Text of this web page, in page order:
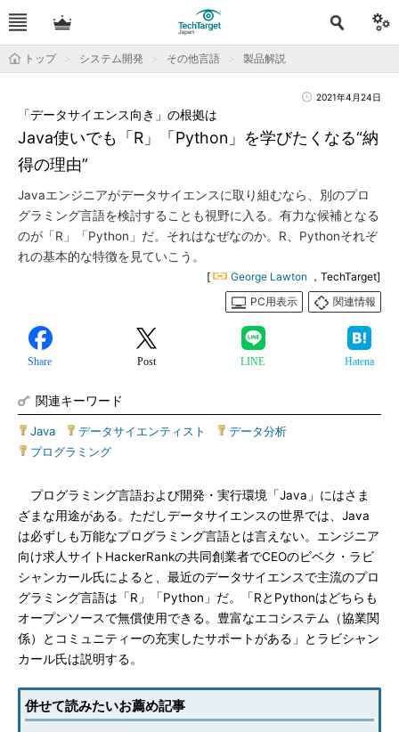
トップ システム開発 その他言語 製品解説
2021年4月24日
Java使いでも「R」「Python」を学びたくなる“納
得の理由”
「データサイエンス向き」の根拠は
Javaエンジニアがデータサイエンスに取り組むなら、別のプロ
グラミング言語を検討することも視野に入る。有力な候補となる
のが「R」「Python」だ。それはなぜなのか。R、Pythonそれぞ
れの基本的な特徴を見ていこう。
[ George Lawton ，TechTarget]
PC用表示
関連情報
Share Post LINE Hatena
関連キーワード
Java データサイエンティスト データ分析
プログラミング
プログラミング言語および開発・実行環境「Java」にはさま
ざまな用途がある。ただしデータサイエンスの世界では、Java
は必ずしも万能なプログラミング言語とは言えない。エンジニア
向け求人サイトHackerRankの共同創業者でCEOのビベク・ラビ
シャンカール氏によると、最近のデータサイエンスで主流のプロ
グラミング言語は「R」「Python」だ。「RとPythonはどちらも
オープンソースで無償使用できる。豊富なエコシステム（協業関
係）とコミュニティーの充実したサポートがある」とラビシャン
カール氏は説明する。
併せて読みたいお薦め記事